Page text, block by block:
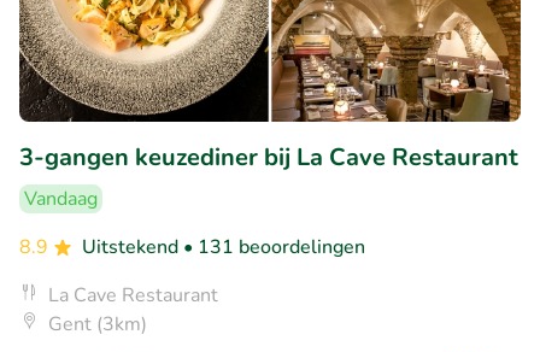
3-gangen keuzediner bij La Cave Restaurant
Vandaag
8.9
Uitstekend • 131 beoordelingen
La Cave Restaurant
Gent (3km)